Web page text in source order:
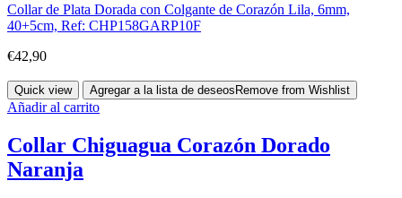
Collar de Plata Dorada con Colgante de Corazón Lila, 6mm,
40+5cm, Ref: CHP158GARP10F
€42,90
Quick view Agregar a la lista de deseosRemove from Wishlist
Añadir al carrito
Collar Chiguagua Corazón Dorado
Naranja